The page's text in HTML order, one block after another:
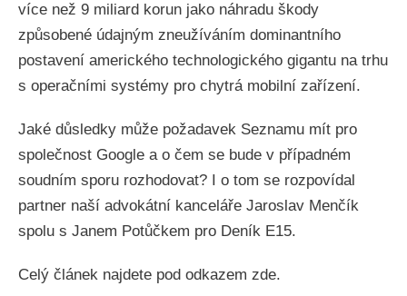
více než 9 miliard korun jako náhradu škody
způsobené údajným zneužíváním dominantního
postavení amerického technologického gigantu na trhu
s operačními systémy pro chytrá mobilní zařízení.
Jaké důsledky může požadavek Seznamu mít pro
společnost Google a o čem se bude v případném
soudním sporu rozhodovat? I o tom se rozpovídal
partner naší advokátní kanceláře Jaroslav Menčík
spolu s Janem Potůčkem pro Deník E15.
Celý článek najdete pod odkazem zde.